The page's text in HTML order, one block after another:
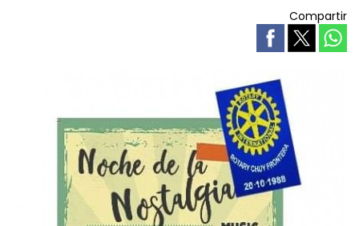
Compartir